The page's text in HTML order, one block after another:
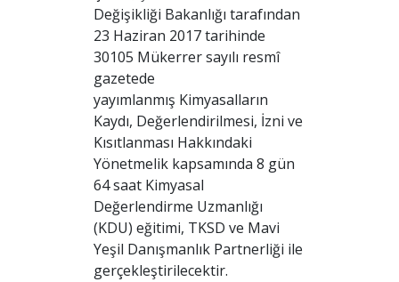
Değişikliği Bakanlığı tarafından
23 Haziran 2017 tarihinde
30105 Mükerrer sayılı resmî
gazetede
yayımlanmış Kimyasalların
Kaydı, Değerlendirilmesi, İzni ve
Kısıtlanması Hakkındaki
Yönetmelik kapsamında 8 gün
64 saat Kimyasal
Değerlendirme Uzmanlığı
(KDU) eğitimi, TKSD ve Mavi
Yeşil Danışmanlık Partnerliği ile
gerçekleştirilecektir.